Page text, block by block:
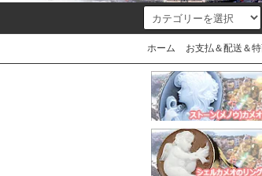
ホーム お支払＆配送＆